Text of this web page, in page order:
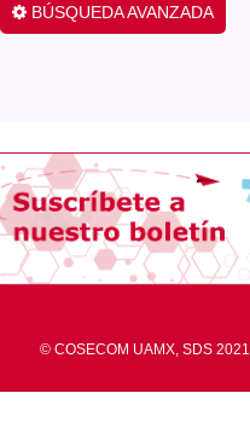
BÚSQUEDA AVANZADA
© COSECOM UAMX, SDS 2021